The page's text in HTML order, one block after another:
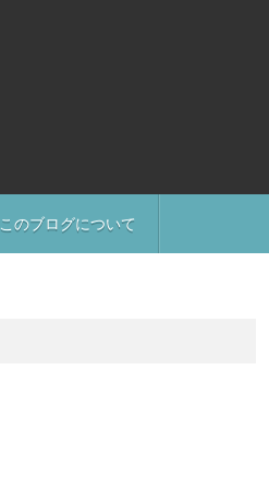
このブログについて